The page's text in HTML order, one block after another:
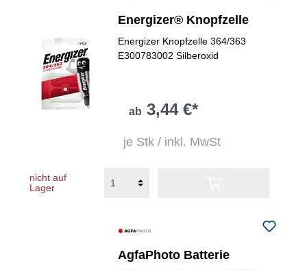
Energizer® Knopfzelle
Energizer Knopfzelle 364/363
E300783002 Silberoxid
ab 3,44 €*
je Stk / inkl. MwSt
nicht auf
Lager
AgfaPhoto Batterie